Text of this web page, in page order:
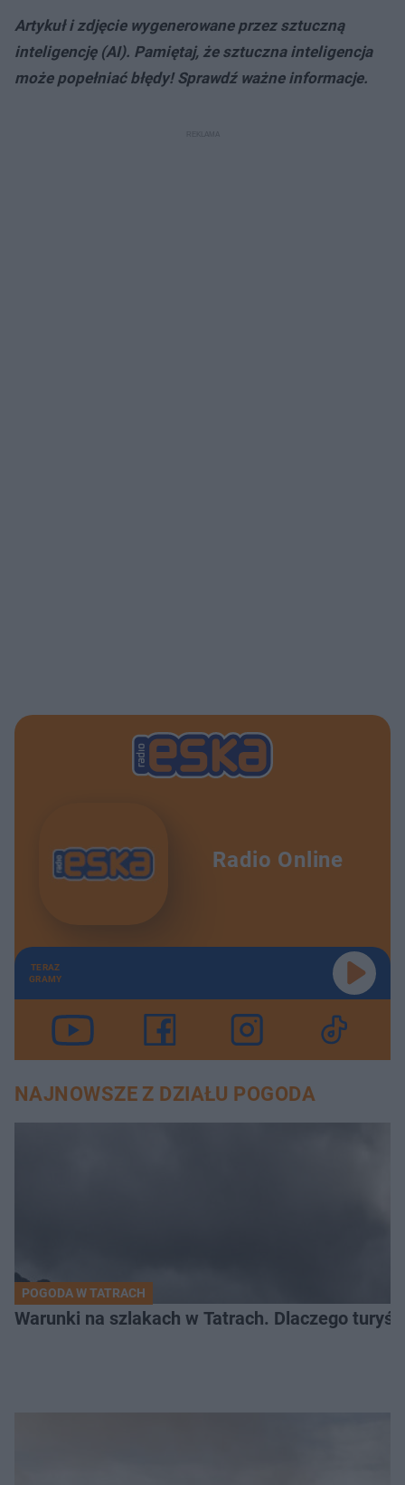
Artykuł i zdjęcie wygenerowane przez sztuczną
inteligencję (AI). Pamiętaj, że sztuczna inteligencja
może popełniać błędy! Sprawdź ważne informacje.
Radio Online
TERAZ
GRAMY
NAJNOWSZE Z DZIAŁU POGODA
POGODA W TATRACH
Warunki na szlakach w Tatrach. Dlaczego